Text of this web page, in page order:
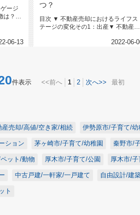
は？▼
06-13
つ？
目次 ▼ 不動産売却におけるライフス
テージの変化その1：出産▼ 不動産売
2022-06-
件表示 <<前へ 1 2 次へ>> 最初
産売却/高値/空き家/相続 伊勢原市/子育て/幼
ション 茅ヶ崎市/子育て/幼稚園 秦野市/
ット/動物 厚木市/子育て/公園 厚木市/
中古戸建/一軒家/一戸建て 自由設計/建
ト